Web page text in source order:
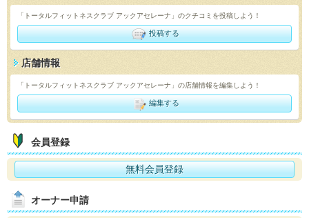
「トータルフィットネスクラブ アックアセレーナ」のクチコミを投稿しよう！
投稿する
店舗情報
「トータルフィットネスクラブ アックアセレーナ」の店舗情報を編集しよう！
編集する
会員登録
無料会員登録
オーナー申請